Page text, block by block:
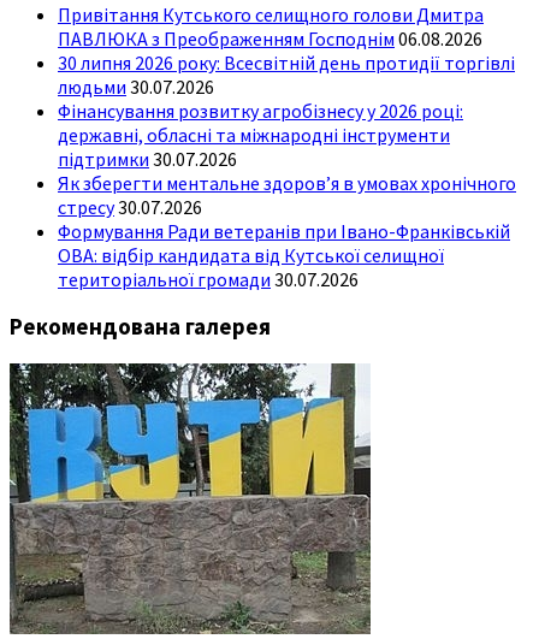
Привітання Кутського селищного голови Дмитра
ПАВЛЮКА з Преображенням Господнім 06.08.2026
30 липня 2026 року: Всесвітній день протидії торгівлі
людьми 30.07.2026
Фінансування розвитку агробізнесу у 2026 році:
державні, обласні та міжнародні інструменти
підтримки 30.07.2026
Як зберегти ментальне здоров’я в умовах хронічного
стресу30.07.2026
Формування Ради ветеранів при Івано-Франківській
ОВА: відбір кандидата від Кутської селищної
територіальної громади 30.07.2026
Рекомендована галерея